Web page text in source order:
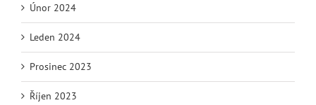
Únor 2024
Leden 2024
Prosinec 2023
Říjen 2023